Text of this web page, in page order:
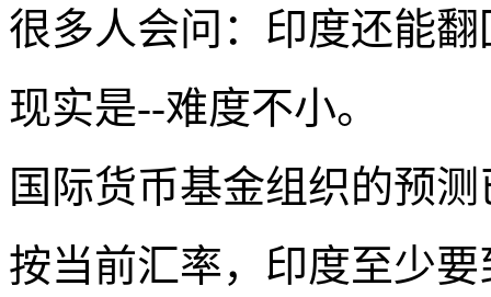
很多人会问：印度还能
现实是--难度不小。
国际货币基金组织的预
按当前汇率，印度至少